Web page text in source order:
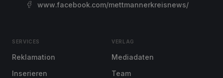
www.facebook.com/mettmannerkreisnews/
SERVICES
Reklamation
Inserieren
VERLAG
Mediadaten
Team